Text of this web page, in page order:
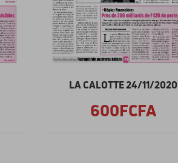
LA CALOTTE 24/11/2020
600FCFA